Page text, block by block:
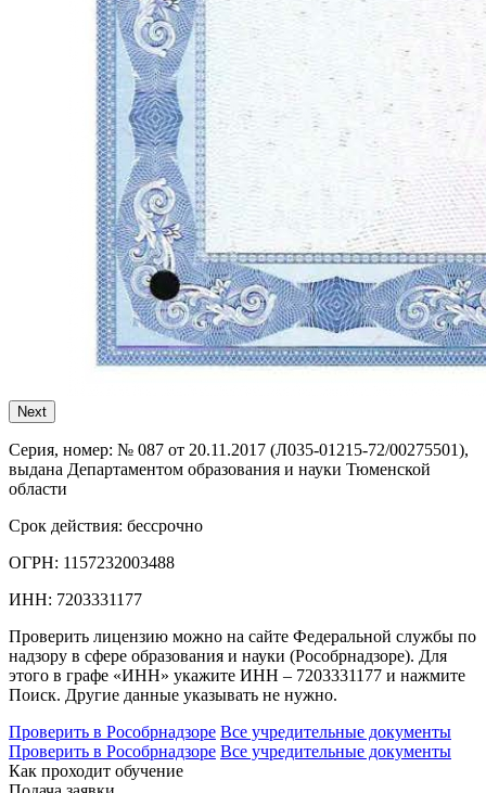
Next
Серия, номер: № 087 от 20.11.2017 (Л035-01215-72/00275501),
выдана Департаментом образования и науки Тюменской
области
Срок действия: бессрочно
ОГРН: 1157232003488
ИНН: 7203331177
Проверить лицензию можно на сайте Федеральной службы по
надзору в сфере образования и науки (Рособрнадзоре). Для
этого в графе «ИНН» укажите ИНН – 7203331177 и нажмите
Поиск. Другие данные указывать не нужно.
Проверить в Рособрнадзоре Все учредительные документы
Проверить в Рособрнадзоре Все учредительные документы
Как проходит обучение